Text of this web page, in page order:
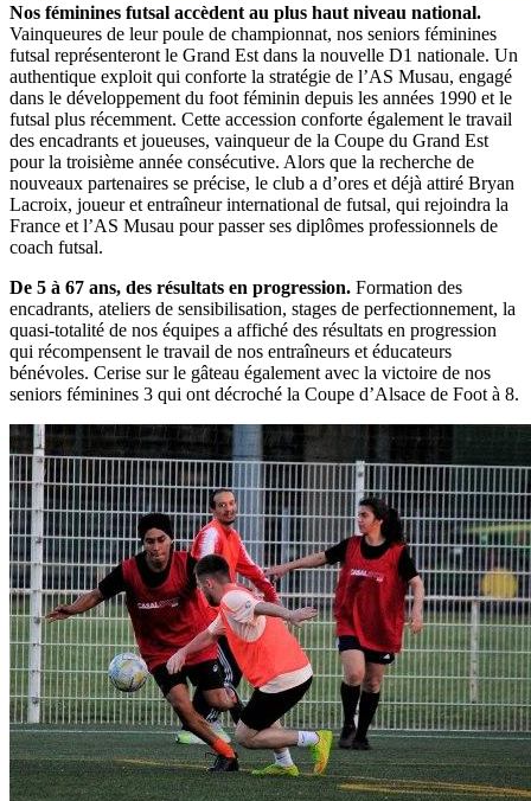
Nos féminines futsal accèdent au plus haut niveau national.
Vainqueures de leur poule de championnat, nos seniors féminines
futsal représenteront le Grand Est dans la nouvelle D1 nationale. Un
authentique exploit qui conforte la stratégie de l’AS Musau, engagé
dans le développement du foot féminin depuis les années 1990 et le
futsal plus récemment. Cette accession conforte également le travail
des encadrants et joueuses, vainqueur de la Coupe du Grand Est
pour la troisième année consécutive. Alors que la recherche de
nouveaux partenaires se précise, le club a d’ores et déjà attiré Bryan
Lacroix, joueur et entraîneur international de futsal, qui rejoindra la
France et l’AS Musau pour passer ses diplômes professionnels de
coach futsal.
De 5 à 67 ans, des résultats en progression. Formation des
encadrants, ateliers de sensibilisation, stages de perfectionnement, la
quasi-totalité de nos équipes a affiché des résultats en progression
qui récompensent le travail de nos entraîneurs et éducateurs
bénévoles. Cerise sur le gâteau également avec la victoire de nos
seniors féminines 3 qui ont décroché la Coupe d’Alsace de Foot à 8.